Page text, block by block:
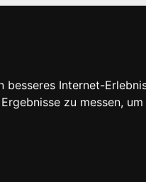
Internet-
zu messen,